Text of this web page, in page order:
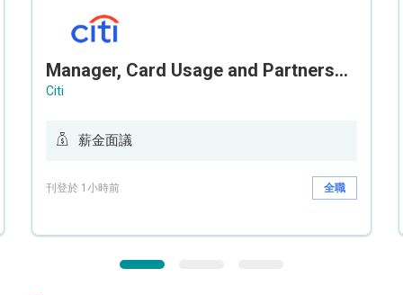
Manager, Card Usage and Partnership
Citi
薪金面議
刊登於 1小時前 全職